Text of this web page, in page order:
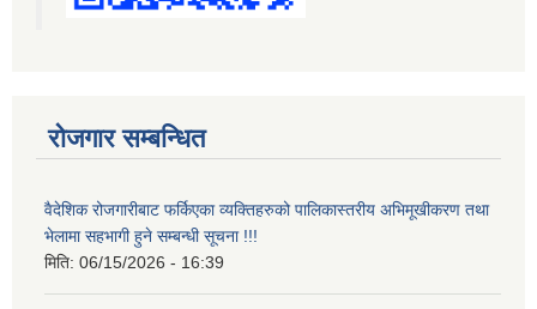
रोजगार सम्बन्धित
वैदेशिक रोजगारीबाट फर्किएका व्यक्तिहरुको पालिकास्तरीय अभिमूखीकरण तथा
भेलामा सहभागी हुने सम्बन्धी सूचना !!!
मिति: 06/15/2026 - 16:39